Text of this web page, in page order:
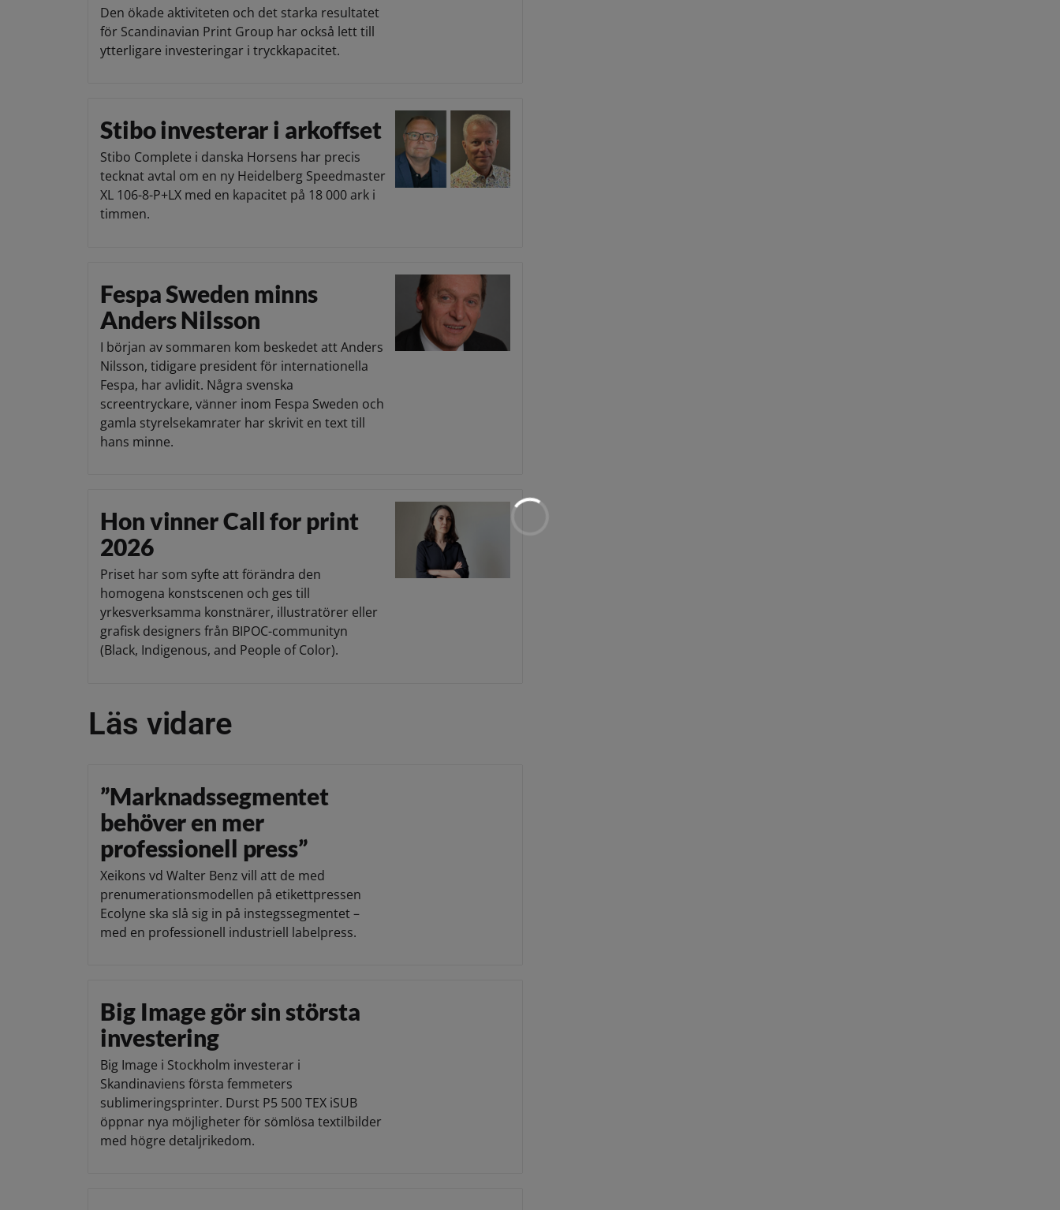
Den ökade aktiviteten och det starka resultatet
för Scandinavian Print Group har också lett till
ytterligare investeringar i tryckkapacitet.
Stibo investerar i arkoffset
Stibo Complete i danska Horsens har precis
tecknat avtal om en ny Heidelberg Speedmaster
XL 106-8-P+LX med en kapacitet på 18 000 ark i
timmen.
Fespa Sweden minns
Anders Nilsson
I början av sommaren kom beskedet att Anders
Nilsson, tidigare president för internationella
Fespa, har avlidit. Några svenska
screentryckare, vänner inom Fespa Sweden och
gamla styrelsekamrater har skrivit en text till
hans minne.
Hon vinner Call for print
2026
Priset har som syfte att förändra den
homogena konstscenen och ges till
yrkesverksamma konstnärer, illustratörer eller
grafisk designers från BIPOC-communityn
(Black, Indigenous, and People of Color).
Läs vidare
”Marknadssegmentet
behöver en mer
professionell press”
Xeikons vd Walter Benz vill att de med
prenumerationsmodellen på etikettpressen
Ecolyne ska slå sig in på instegssegmentet –
med en professionell industriell labelpress.
Big Image gör sin största
investering
Big Image i Stockholm investerar i
Skandinaviens första femmeters
sublimeringsprinter. Durst P5 500 TEX iSUB
öppnar nya möjligheter för sömlösa textilbilder
med högre detaljrikedom.